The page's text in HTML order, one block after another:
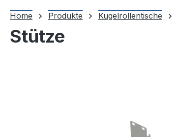
Home Produkte Kugelrollentische
Stütze